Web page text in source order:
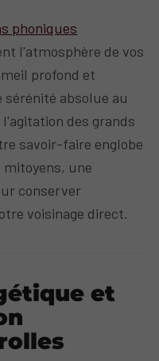
phoniques
l'atmosphère de vos
profond et
absolue au
des grands
savoir-faire englobe
une
conserver
voisinage direct.
et